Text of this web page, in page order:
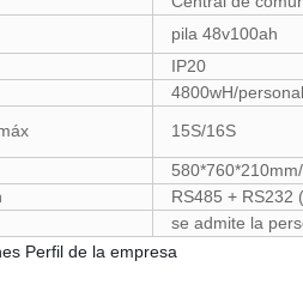
pila 48v100ah
IP20
4800wH/
15S/16S
RS485 + RS232
se admite la
Perfil de la empresa